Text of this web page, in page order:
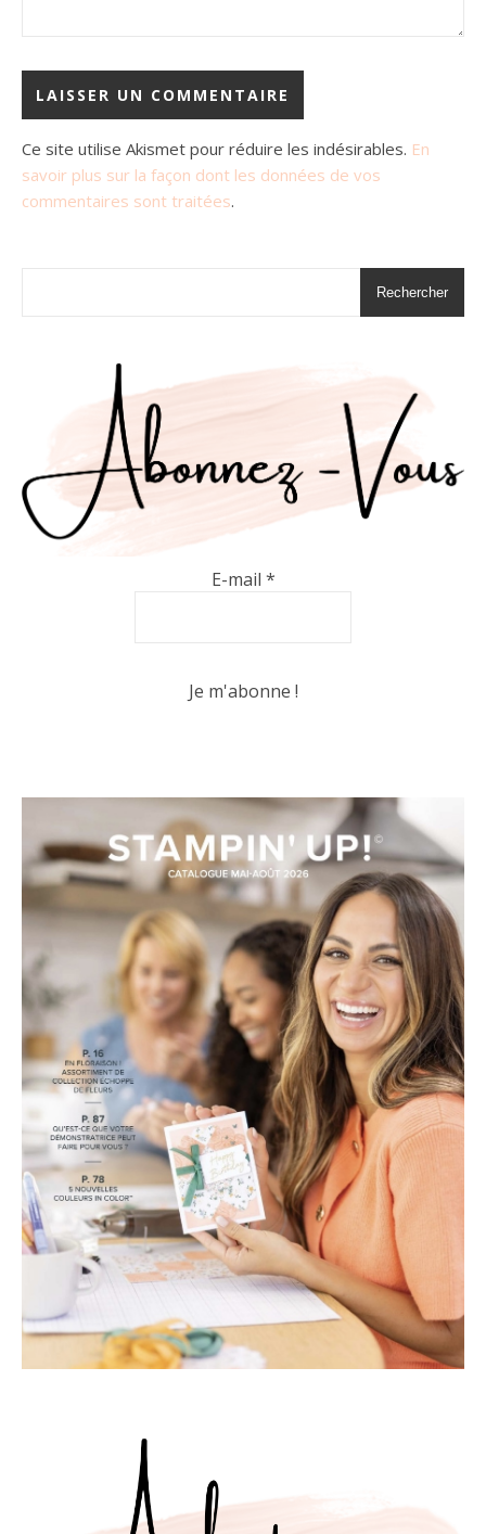
Ce site utilise Akismet pour réduire les indésirables. En
savoir plus sur la façon dont les données de vos
commentaires sont traitées.
Rechercher
E-mail *